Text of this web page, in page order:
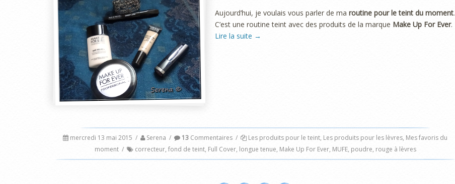
Aujourd’hui, je voulais vous parler de ma routine pour le teint du moment.
C’est une routine teint avec des produits de la marque Make Up For Ever.
Lire la suite →
mercredi 13 mai 2015 / Serena / 13 Commentaires / Les produits pour le teint, Les produits pour les lèvres, Mes favoris du
moment / correcteur, fond de teint, Full Cover, longue tenue, Make Up For Ever, MUFE, poudre, rouge à lèvres